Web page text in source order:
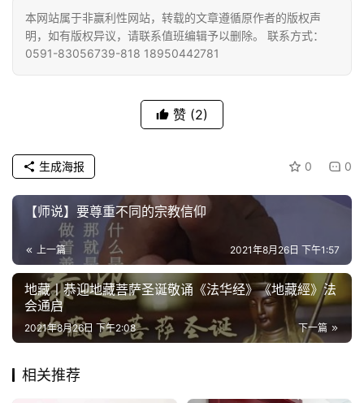
本网站属于非赢利性网站，转载的文章遵循原作者的版权声
明，如有版权异议，请联系值班编辑予以删除。 联系方式：
0591-83056739-818 18950442781
赞 (2)
0 0
生成海报
【师说】要尊重不同的宗教信仰
上一篇 2021年8月26日 下午1:57
地藏丨恭迎地藏菩萨圣诞敬诵《法华经》《地藏經》法
会通启
下一篇
2021年8月26日 下午2:08
相关推荐